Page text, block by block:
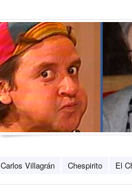
Carlos Villagrán Chespirito El